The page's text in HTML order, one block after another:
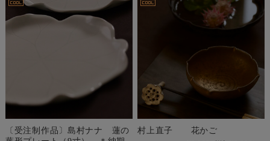
〔受注制作品〕島村ナナ 蓮の
村上直子 花かご